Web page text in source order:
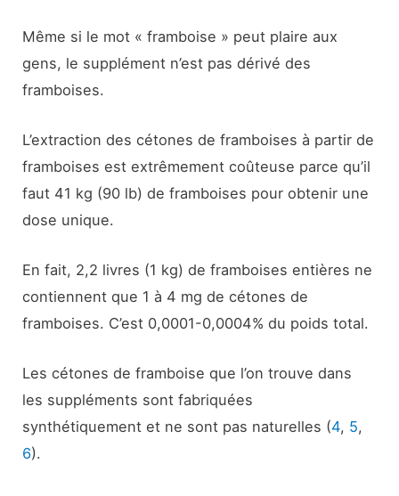
Même si le mot « framboise » peut plaire aux
gens, le supplément n’est pas dérivé des
framboises.
L’extraction des cétones de framboises à partir de
framboises est extrêmement coûteuse parce qu’il
faut 41 kg (90 lb) de framboises pour obtenir une
dose unique.
En fait, 2,2 livres (1 kg) de framboises entières ne
contiennent que 1 à 4 mg de cétones de
framboises. C’est 0,0001-0,0004% du poids total.
Les cétones de framboise que l’on trouve dans
les suppléments sont fabriquées
synthétiquement et ne sont pas naturelles (4, 5,
6).